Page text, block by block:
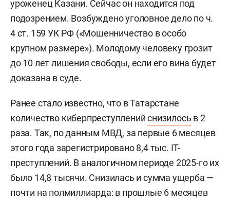
уроженец Казани. Сейчас он находится под
подозрением. Возбуждено уголовное дело по ч.
4 ст. 159 УК РФ («Мошенничество в особо
крупном размере»). Молодому человеку грозит
до 10 лет лишения свободы, если его вина будет
доказана в суде.
Ранее стало известно, что в Татарстане
количество киберпреступленийснизилось в 2
раза. Так, по данным МВД, за первые 6 месяцев
этого года зарегистрировано 8,4 тыс. IT-
преступлений. В аналогичном периоде 2025-го их
было 14,8 тысячи. Снизилась и сумма ущерба —
почти на полмиллиарда: в прошлые 6 месяцев